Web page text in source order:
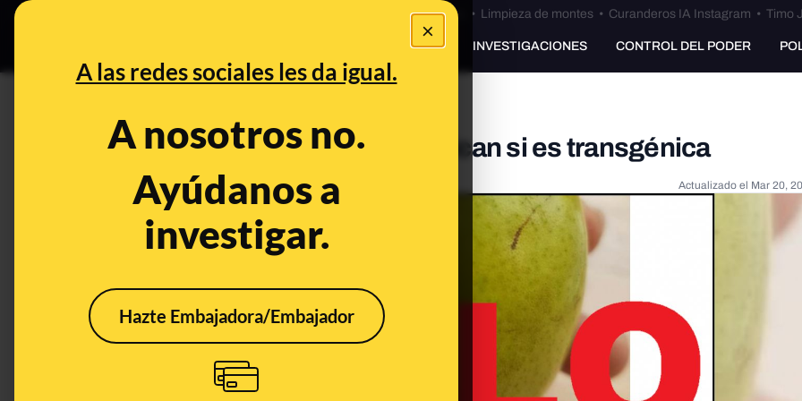
×
A las redes sociales les da igual.
A nosotros no.
Ayúdanos a
investigar.
Hazte Embajadora/Embajador
Bulos Ceuta • Limpieza de montes• Curanderos IA Instagram • Timo
PREBUNKING INVESTIGACIONES CONTROL DEL PODER
No, las pegatinas en la fruta no indican si es transgénica
May 6, 2019, 7:09:41 AM Actualizado el Mar 20,